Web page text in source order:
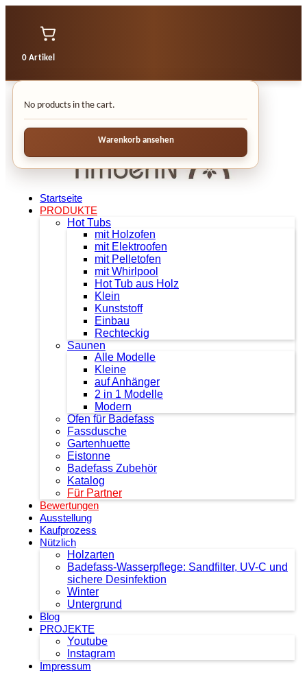
0 Artikel
No products in the cart.
Warenkorb ansehen
Startseite
PRODUKTE
Hot Tubs
mit Holzofen
mit Elektroofen
mit Pelletofen
mit Whirlpool
Hot Tub aus Holz
Klein
Kunststoff
Einbau
Rechteckig
Saunen
Alle Modelle
Kleine
auf Anhänger
2 in 1 Modelle
Modern
Ofen für Badefass
Fassdusche
Gartenhuette
Eistonne
Badefass Zubehör
Katalog
Für Partner
Bewertungen
Ausstellung
Kaufprozess
Nützlich
Holzarten
Badefass-Wasserpflege: Sandfilter, UV-C und
sichere Desinfektion
Winter
Untergrund
Blog
PROJEKTE
Youtube
Instagram
Impressum